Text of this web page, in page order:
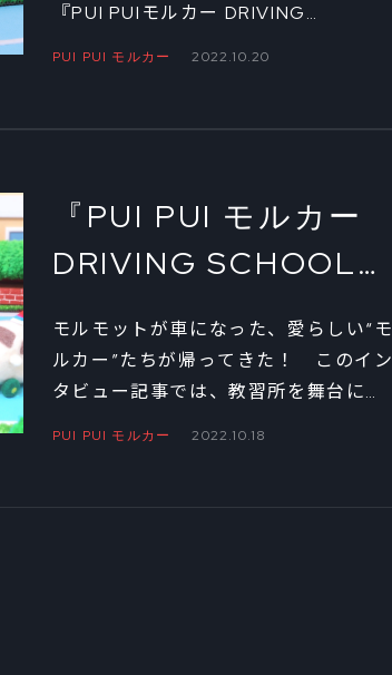
側②
『PUI PUIモルカー DRIVING
PUI PUI モルカー 2022.10.20
『PUI PUI モルカー
DRIVING SCHOOL』
小野ハナ監督に聞く
新シリーズ制作の裏
側①
モルモットが車になった、愛らしい“モ
ルカー”たちが帰ってきた！ このイン
タビュー記事では、教習所を舞台に繰
PUI PUI モルカー 2022.10.18